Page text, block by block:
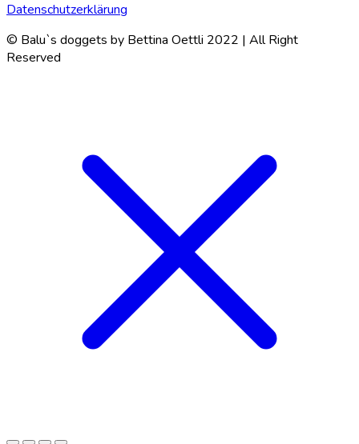
Datenschutzerklärung
© Balu`s doggets by Bettina Oettli 2022 | All Right
Reserved